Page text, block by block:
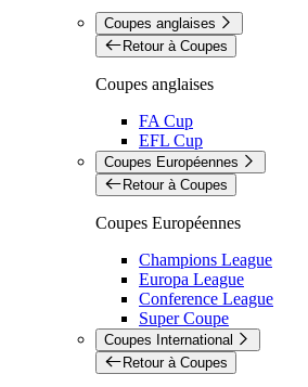
Coupes anglaises
Retour à Coupes
Coupes anglaises
FA Cup
EFL Cup
Coupes Européennes
Retour à Coupes
Coupes Européennes
Champions League
Europa League
Conference League
Super Coupe
Coupes International
Retour à Coupes